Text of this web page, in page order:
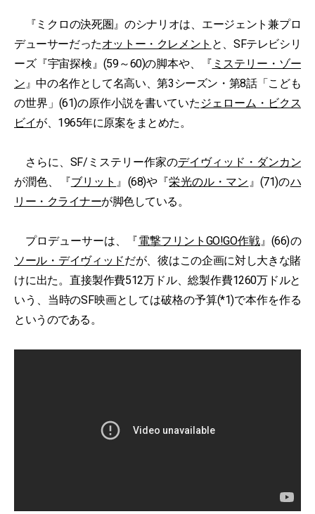
『ミクロの決死圏』のシナリオは、エージェント兼プロ
デューサーだったオットー・クレメント と、SFテレビシリ
ーズ『宇宙探検』(59～60)の脚本や、『 ミステリー・ゾー
ン』中の名作として名高い、第3シーズン・第8話「こども
の世界」(61)の原作小説を書いていた ジェローム・ビクス
ビイが、1965年に原案をまとめた。
さらに、SF/ミステリー作家のデイヴィッド・ダンカン
が潤色、『ブリット 』(68)や『栄光のル・マン 』(71)のハ
リー・クライナーが脚色している。
プロデューサーは、『電撃フリントGO!GO作戦』(66)の
ソール・デイヴィッドだが、彼はこの企画に対し大きな賭
けに出た。直接製作費512万ドル、総製作費1260万ドルと
いう、当時のSF映画としては破格の予算(*1)で本作を作る
というのである。